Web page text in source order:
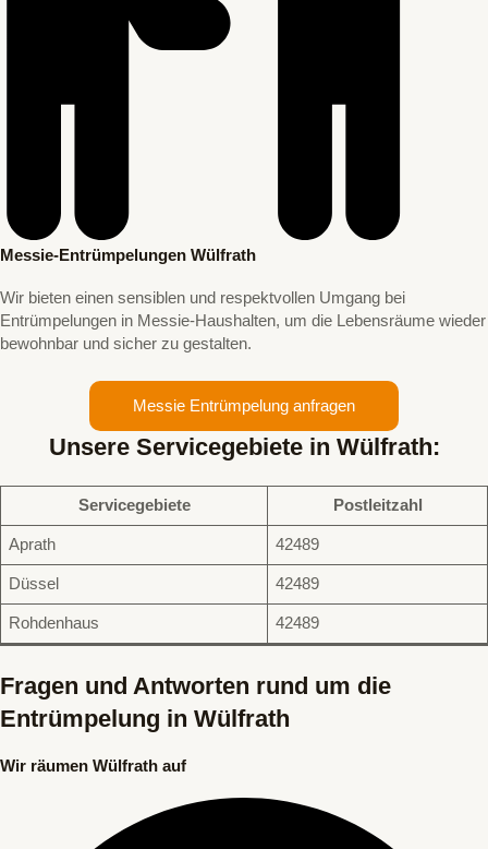
Messie-Entrümpelungen Wülfrath
Wir bieten einen sensiblen und respektvollen Umgang bei
Entrümpelungen in Messie-Haushalten, um die Lebensräume wieder
bewohnbar und sicher zu gestalten.
Messie Entrümpelung anfragen
Unsere Servicegebiete in Wülfrath:
Servicegebiete Postleitzahl
Aprath 42489
Düssel 42489
Rohdenhaus 42489
Fragen und Antworten rund um die
Entrümpelung in Wülfrath
Wir räumen Wülfrath auf